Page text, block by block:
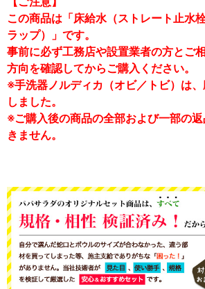
この商品は「床給水（ストレート止水
ラップ）」です。
事前に必ず工務店や設置業者の方とご
方向を確認してからご購入ください。
※手洗器ノルディカ（オビ／トビ）は
しました。
※ご購入後の商品の全部および一部の
きません。